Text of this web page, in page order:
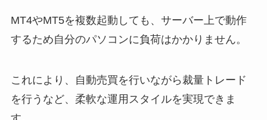
MT4やMT5を複数起動しても、サーバー上で動作
するため自分のパソコンに負荷はかかりません。
これにより、自動売買を行いながら裁量トレード
を行うなど、柔軟な運用スタイルを実現できま